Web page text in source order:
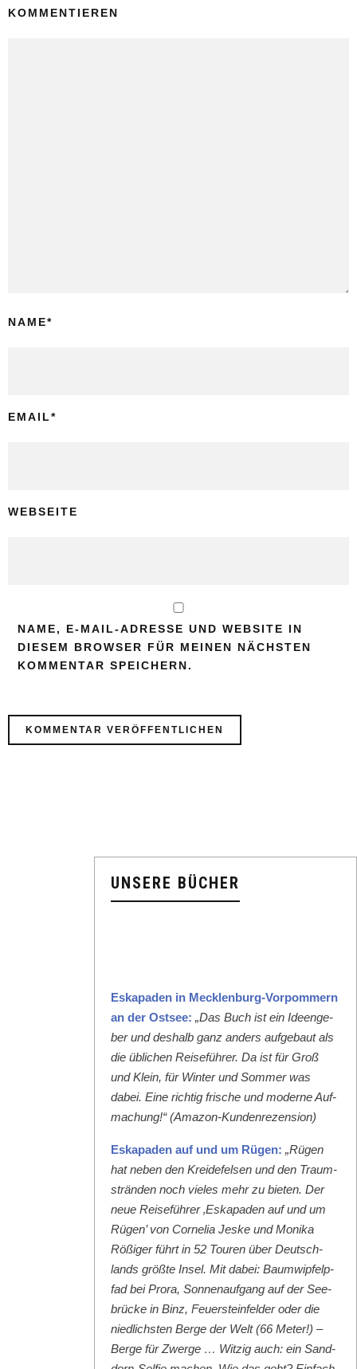
KOMMENTIEREN
NAME*
EMAIL*
WEBSEITE
NAME, E-MAIL-ADRESSE UND WEBSITE IN
DIESEM BROWSER FÜR MEINEN NÄCHSTEN
KOMMENTAR SPEICHERN.
UNSERE BÜCHER
Eska­paden in Meck­len­burg-Vor­pom­mern
an der Ost­see: „Das Buch ist ein Ideenge­
ber und deshalb ganz anders aufge­baut als
die üblichen Reise­führer. Da ist für Groß
und Klein, für Win­ter und Som­mer was
dabei. Eine richtig frische und mod­erne Auf­
machung!“ (Ama­zon-Kun­den­rezen­sion)
Eska­paden auf und um Rügen: „Rügen
hat neben den Krei­de­felsen und den Traum­
strän­den noch vieles mehr zu bieten. Der
neue Reise­führer ‚Eska­paden auf und um
Rügen’ von Cor­nelia Jeske und Moni­ka
Rößiger führt in 52 Touren über Deutsch­
lands größte Insel. Mit dabei: Baumwipfelp­
fad bei Pro­ra, Son­nenauf­gang auf der See­
brücke in Binz, Feuer­ste­in­felder oder die
niedlich­sten Berge der Welt (66 Meter!) –
Berge für Zwerge … Witzig auch: ein Sand­